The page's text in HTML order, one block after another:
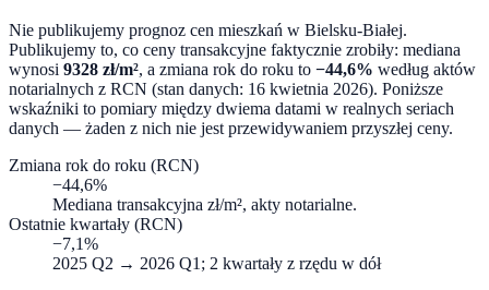
Nie publikujemy prognoz cen mieszkań w Bielsku-Białej.
Publikujemy to, co ceny transakcyjne faktycznie zrobiły: mediana
wynosi 9328 zł/m², a zmiana rok do roku to −44,6% według aktów
notarialnych z RCN (stan danych: 16 kwietnia 2026). Poniższe
wskaźniki to pomiary między dwiema datami w realnych seriach
danych — żaden z nich nie jest przewidywaniem przyszłej ceny.
Zmiana rok do roku (RCN)
−44,6%
Mediana transakcyjna zł/m², akty notarialne.
Ostatnie kwartały (RCN)
−7,1%
2025 Q2 → 2026 Q1; 2 kwartały z rzędu w dół